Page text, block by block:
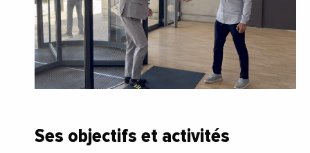
Ses objectifs et activités